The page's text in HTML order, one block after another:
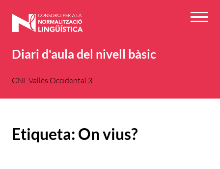
Diari d'aula del nivell bàsic
CNL Vallès Occidental 3
Etiqueta: On vius?